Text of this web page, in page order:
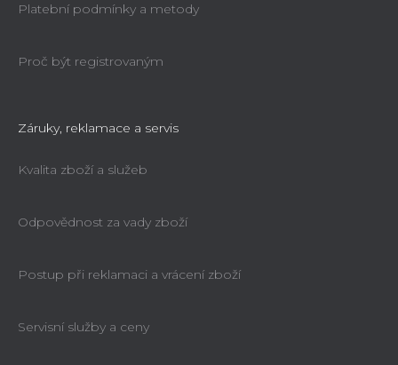
Platební podmínky a metody
Proč být registrovaným
Záruky, reklamace a servis
Kvalita zboží a služeb
Odpovědnost za vady zboží
Postup při reklamaci a vrácení zboží
Servisní služby a ceny